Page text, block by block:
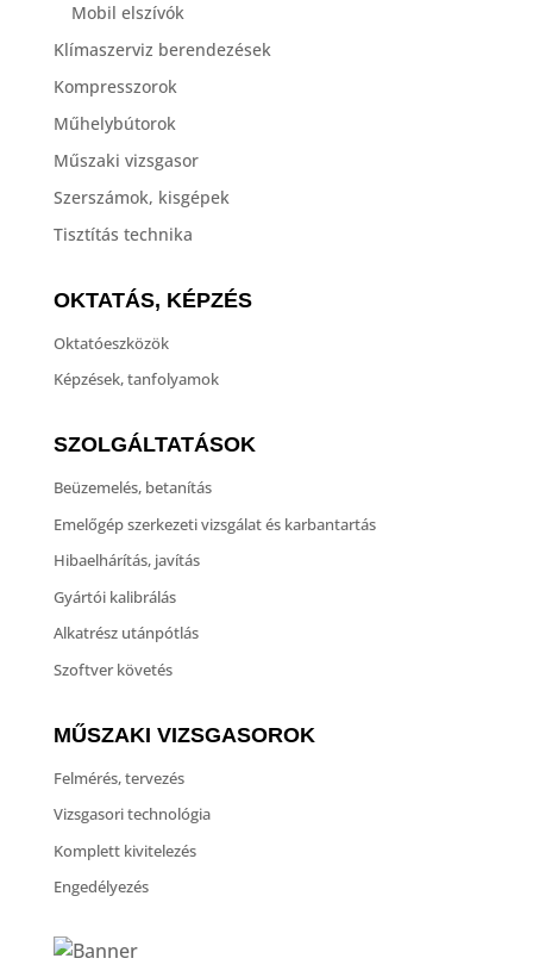
Mobil elszívók
Klímaszerviz berendezések
Kompresszorok
Műhelybútorok
Műszaki vizsgasor
Szerszámok, kisgépek
Tisztítás technika
OKTATÁS, KÉPZÉS
Oktatóeszközök
Képzések, tanfolyamok
SZOLGÁLTATÁSOK
Beüzemelés, betanítás
Emelőgép szerkezeti vizsgálat és karbantartás
Hibaelhárítás, javítás
Gyártói kalibrálás
Alkatrész utánpótlás
Szoftver követés
MŰSZAKI VIZSGASOROK
Felmérés, tervezés
Vizsgasori technológia
Komplett kivitelezés
Engedélyezés